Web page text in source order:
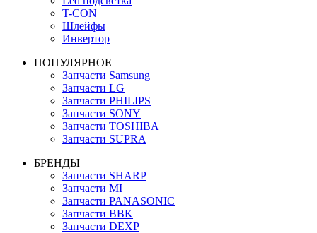
T-CON
Шлейфы
Инвертор
ПОПУЛЯРНОЕ
Запчасти Samsung
Запчасти LG
Запчасти PHILIPS
Запчасти SONY
Запчасти TOSHIBA
Запчасти SUPRA
БРЕНДЫ
Запчасти SHARP
Запчасти MI
Запчасти PANASONIC
Запчасти BBK
Запчасти DEXP